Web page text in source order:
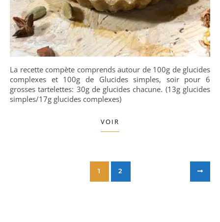
La recette compète comprends autour de 100g de glucides
complexes et 100g de Glucides simples, soir pour 6
grosses tartelettes: 30g de glucides chacune. (13g glucides
simples/17g glucides complexes)
VOIR
1 2